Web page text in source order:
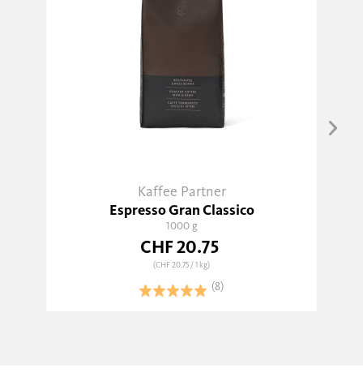
Kaffee Partner
Espresso Gran Classico
1000 g
CHF 20.75
(CHF 20.75/ 1 kg)
(8)